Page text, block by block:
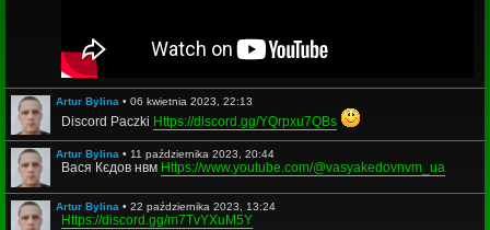
Artur Bylina • 06 kwietnia 2023, 22:13
Discord Paczki Https://discord.gg/YQrpxu7QBs
Artur Bylina • 11 października 2023, 20:44
Вася Кєдов нвм Https://www.youtube.com/@vasyakedovnvm_ua
Artur Bylina • 22 października 2023, 13:24
Https://discord.gg/m7TvYXuM5Y